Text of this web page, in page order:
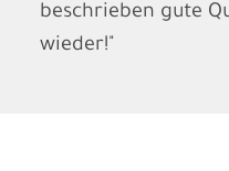
beschrieben gute
wieder!"